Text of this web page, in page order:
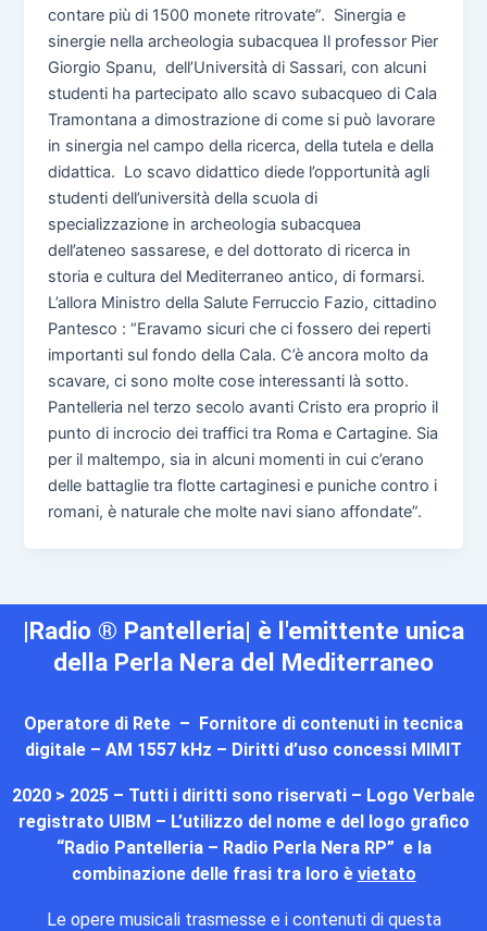
contare più di 1500 monete ritrovate”. Sinergia e
sinergie nella archeologia subacquea Il professor Pier
Giorgio Spanu, dell’Università di Sassari, con alcuni
studenti ha partecipato allo scavo subacqueo di Cala
Tramontana a dimostrazione di come si può lavorare
in sinergia nel campo della ricerca, della tutela e della
didattica. Lo scavo didattico diede l’opportunità agli
studenti dell’università della scuola di
specializzazione in archeologia subacquea
dell’ateneo sassarese, e del dottorato di ricerca in
storia e cultura del Mediterraneo antico, di formarsi.
L’allora Ministro della Salute Ferruccio Fazio, cittadino
Pantesco : “Eravamo sicuri che ci fossero dei reperti
importanti sul fondo della Cala. C’è ancora molto da
scavare, ci sono molte cose interessanti là sotto.
Pantelleria nel terzo secolo avanti Cristo era proprio il
punto di incrocio dei traffici tra Roma e Cartagine. Sia
per il maltempo, sia in alcuni momenti in cui c’erano
delle battaglie tra flotte cartaginesi e puniche contro i
romani, è naturale che molte navi siano affondate”.
|Radio ® Pantelleria| è l'emittente unica
della Perla Nera del Mediterraneo
Operatore di Rete – Fornitore di contenuti in tecnica
digitale – AM 1557 kHz – Diritti d’uso concessi MIMIT
2020 > 2025 – Tutti i diritti sono riservati – Logo Verbale
registrato UIBM – L’utilizzo del nome e del logo grafico
“Radio Pantelleria – Radio Perla Nera RP” e la
combinazione delle frasi tra loro è vietato
Le opere musicali trasmesse e i contenuti di questa